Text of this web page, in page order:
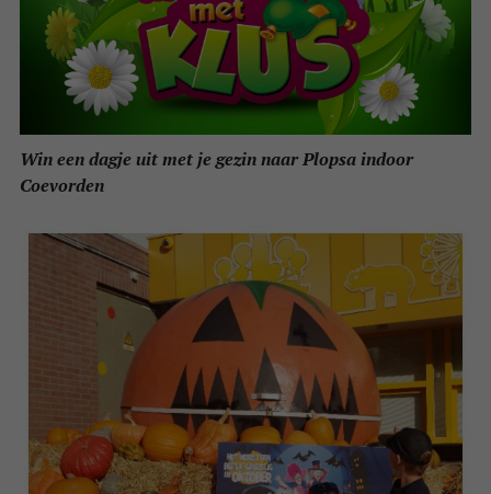
Win een dagje uit met je gezin naar Plopsa indoor
Coevorden